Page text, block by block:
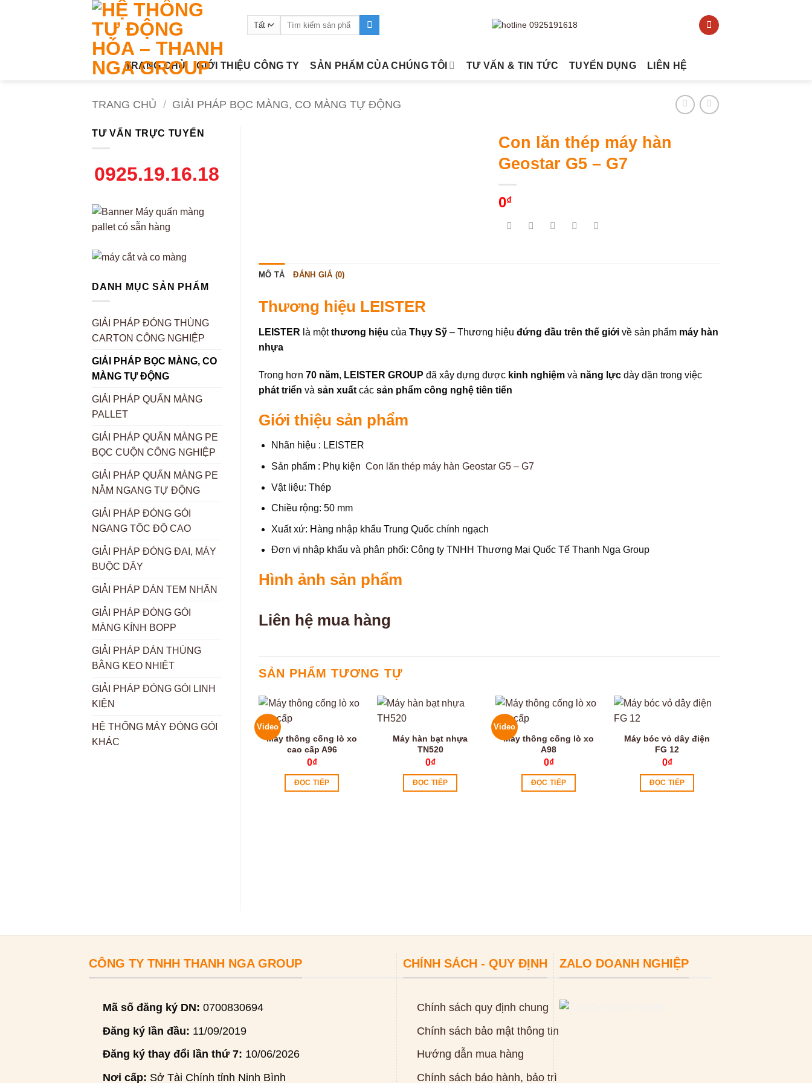
Tìm
TRANG CHỦ GIỚI THIỆU CÔNG TY SẢN PHẨM CỦA CHÚNG TÔI TƯ VẤN & TIN TỨC TUYỂN DỤNG LIÊN HỆ
TRANG CHỦ / GIẢI PHÁP BỌC MÀNG, CO MÀNG TỰ ĐỘNG
TƯ VẤN TRỰC TUYẾN
0925.19.16.18
DANH MỤC SẢN PHẨM
GIẢI PHÁP ĐÓNG THÙNG
CARTON CÔNG NGHIỆP
GIẢI PHÁP BỌC MÀNG, CO
MÀNG TỰ ĐỘNG
GIẢI PHÁP QUẤN MÀNG
PALLET
GIẢI PHÁP QUẤN MÀNG PE
BỌC CUỘN CÔNG NGHIỆP
GIẢI PHÁP QUẤN MÀNG PE
NẰM NGANG TỰ ĐỘNG
GIẢI PHÁP ĐÓNG GÓI
NGANG TỐC ĐỘ CAO
GIẢI PHÁP ĐÓNG ĐAI, MÁY
BUỘC DÂY
GIẢI PHÁP DÁN TEM NHÃN
GIẢI PHÁP ĐÓNG GÓI
MÀNG KÍNH BOPP
GIẢI PHÁP DÁN THÙNG
BẰNG KEO NHIỆT
GIẢI PHÁP ĐÓNG GÓI LINH
KIỆN
HỆ THỐNG MÁY ĐÓNG GÓI
KHÁC
Con lăn thép máy hàn
Geostar G5 – G7
0₫
MÔ TẢ ĐÁNH GIÁ (0)
Thương hiệu LEISTER
LEISTER là mộtthương hiệu của Thụy Sỹ – Thương hiệu đứng đầu trên thế giới về sản phẩm máy hàn
nhựa
Trong hơn 70 năm, LEISTER GROUP đã xây dựng được kinh nghiệm và năng lực dày dặn trong việc
phát triển và sản xuất các sản phẩm công nghệ tiên tiến
Giới thiệu sản phẩm
Nhãn hiệu : LEISTER
Sản phẩm : Phụ kiện Con lăn thép máy hàn Geostar G5 – G7
Vật liệu: Thép
Chiều rộng: 50 mm
Xuất xứ: Hàng nhập khẩu Trung Quốc chính ngạch
Đơn vị nhập khẩu và phân phối: Công ty TNHH Thương Mại Quốc Tế Thanh Nga Group
Hình ảnh sản phẩm
Liên hệ mua hàng
SẢN PHẨM TƯƠNG TỰ
Video
Máy thông cống lò xo
cao cấp A96
0₫
ĐỌC TIẾP
Máy hàn bạt nhựa
TN520
0₫
ĐỌC TIẾP
Video
Máy thông cống lò xo
A98
0₫
ĐỌC TIẾP
Máy bóc vỏ dây điện
FG 12
0₫
ĐỌC TIẾP
CÔNG TY TNHH THANH NGA GROUP
Mã số đăng ký DN: 0700830694
Đăng ký lần đầu: 11/09/2019
Đăng ký thay đổi lần thứ 7: 10/06/2026
Nơi cấp: Sở Tài Chính tỉnh Ninh Bình
CHÍNH SÁCH - QUY ĐỊNH
Chính sách quy định chung
Chính sách bảo mật thông tin
Hướng dẫn mua hàng
Chính sách bảo hành, bảo trì
ZALO DOANH NGHIỆP